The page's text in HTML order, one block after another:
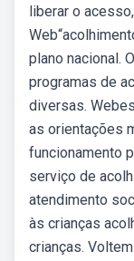
liberar o
plano nacional.
programas de
diversas.
as orientações
funcionamento
serviço de
atendimento
às crianças
crianças.